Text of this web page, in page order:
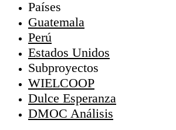
Países
Guatemala
Perú
Estados Unidos
Subproyectos
WIELCOOP
Dulce Esperanza
DMOC Análisis